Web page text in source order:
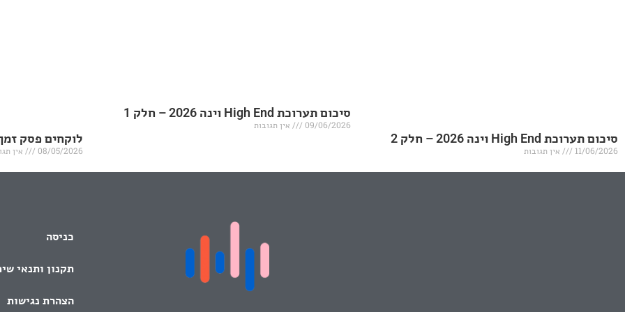
סיכום תערוכת High End וינה 2026 – חלק 2
11/06/2026 אין תגובות
סיכום תערוכת High End וינה 2026 – חלק 1
09/06/2026 אין תגובות
לוקחים פסק זמן
08/05/2026 אין
כניסה
תקנון ותנאי
הצהרת נגישות